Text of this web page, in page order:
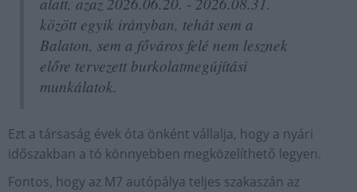
között egyik irányban, tehát sem a
Balaton, sem a főváros felé nem lesznek
előre tervezett burkolatmegújítási
munkálatok.
Ezt a társaság évek óta önként vállalja, hogy a nyári
időszakban a tó könnyebben megközelíthető legyen.
Fontos, hogy az M7 autópálya teljes szakaszán az